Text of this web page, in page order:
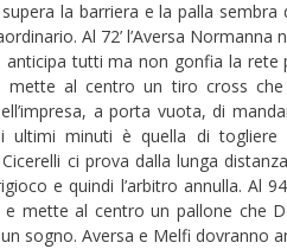
la barriera e la palla
Al 72’ l’Aversa
tutti ma non gonfia la rete
mette al centro un tiro cross
a porta vuota, di
ultimi minuti è quella di togliere
ci prova dalla lunga
e quindi l’arbitro annulla. Al
e mette al centro un pallone che
un sogno. Aversa e Melfi